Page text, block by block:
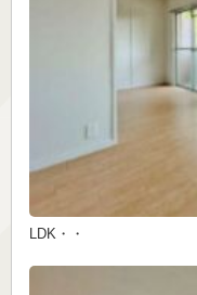
LDK・・